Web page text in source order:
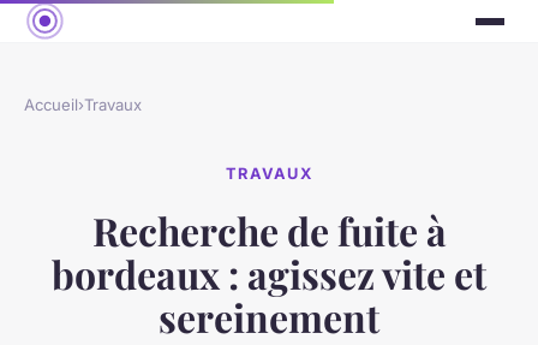
Accueil›Travaux
TRAVAUX
Recherche de fuite à
bordeaux : agissez vite et
sereinement